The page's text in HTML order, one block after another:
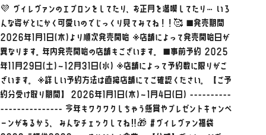
💜 ヴィレヴァンのエプロンをしてたり、お正月を満喫してたり… いろ
んな姿がとにかく可愛いのでじっくり見てみてね！！🥰 ■発売期間
2026年1月1日(木)より順次発売開始 ※店舗によって発売開始日が
異なります。年内発売開始の店舗もございます。 ■事前予約 2025
年11月29日(土)～12月31日(水) ※店舗によって予約数に限りがご
ざいます。 ※詳しい予約方法は直接店舗にてご確認ください。 【ご予
約分受け取り期間】 2026年1月1日(木)～1月4日(日) ----------
--------------- 今年もワクワクしちゃう懸賞やプレゼントキャンペ
ーンがあるから、 みんなチェックしてね‼️🎁 #ヴィレヴァン福袋